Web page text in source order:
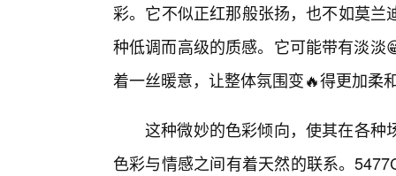
彩。它不似正红那般张扬，也不如莫
种低调而高级的质感。它可能带有淡
着一丝暖意，让整体氛围变🔥得更加柔
这种微妙的色彩倾向，使其在各种
色彩与情感之间有着天然的联系。